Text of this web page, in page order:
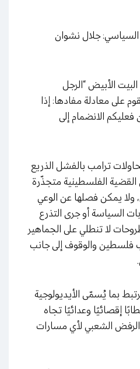
جلال نشوان
الأبيض “الرجل
على معادلة مفادها: إذا
الانضمام إلى
ترامب بالفشل الذريع
القضية الفلسطينية متجذّرة
ولا يمكن فصلها عن الوعي
السياسة أو جرى التذرع
لا تنطلي على الجماهير
فلسطين والوقوف إلى جانب
بما يُسمّى الأيديولوجية
إقصائيًا وعدائيًا تجاه
الرفض الشعبي لأي مسارات